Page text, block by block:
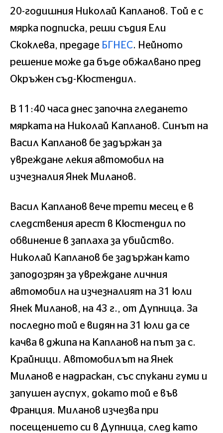
20-годишния Николай Капланов. Той е с
мярка подписка, реши съдия Ели
Скоклева, предаде БГНЕС. Нейното
решение може да бъде обжалвано пред
Окръжен съд-Кюстендил.
В 11:40 часа днес започна гледането
мярката на Николай Капланов. Синът на
Васил Капланов бе задържан за
увреждане лекия автомобил на
изчезналия Янек Миланов.
Васил Капланов вече трети месец е в
следствения арест в Кюстендил по
обвинение в заплаха за убийство.
Николай Капланов бе задържан като
заподозрян за увреждане личния
автомобил на изчезналият на 31 юли
Янек Миланов, на 43 г., от Дупница. За
последно той е видян на 31 юли да се
качва в джипа на Капланов на път за с.
Крайници. Автомобилът на Янек
Миланов е надраскан, със спукани гуми и
запушен ауспух, докато той е във
Франция. Миланов изчезва при
посещението си в Дупница, след като